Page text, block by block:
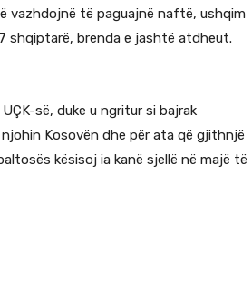
vazhdojnë të paguajnë naftë, ushqim
shqiptarë, brenda e jashtë atdheut.
së, duke u ngritur si bajrak
Kosovën dhe për ata që gjithnjë
kësisoj ia kanë sjellë në majë të